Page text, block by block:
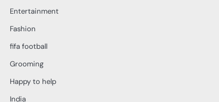
Entertainment
Fashion
fifa football
Grooming
Happy to help
India